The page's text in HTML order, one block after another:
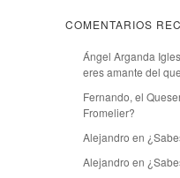
COMENTARIOS
Ángel Arganda
eres amante del
Fernando, el
Fromelier?
Alejandro en
Alejandro en